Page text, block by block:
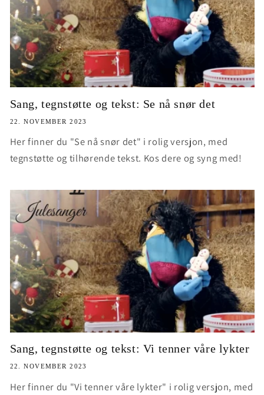
Sang, tegnstøtte og tekst: Se nå snør det
22. NOVEMBER 2023
Her finner du "Se nå snør det" i rolig versjon, med
tegnstøtte og tilhørende tekst. Kos dere og syng med!
Sang, tegnstøtte og tekst: Vi tenner våre lykter
22. NOVEMBER 2023
Her finner du "Vi tenner våre lykter" i rolig versjon, med